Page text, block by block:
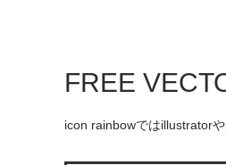
FREE
icon rainbowではillustrator